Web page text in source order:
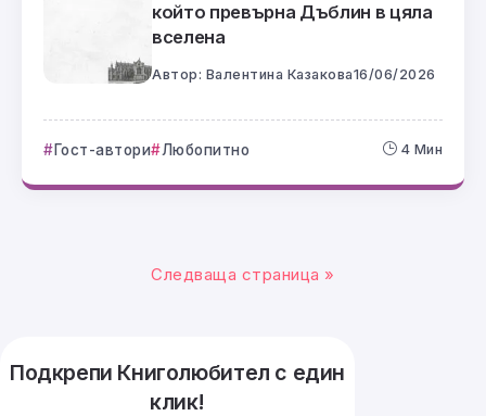
който превърна Дъблин в цяла
вселена
Автор: Валентина Казакова16/06/2026
Гост-автори Любопитно 4 Мин
Следваща страница »
Подкрепи Книголюбител с един
клик!